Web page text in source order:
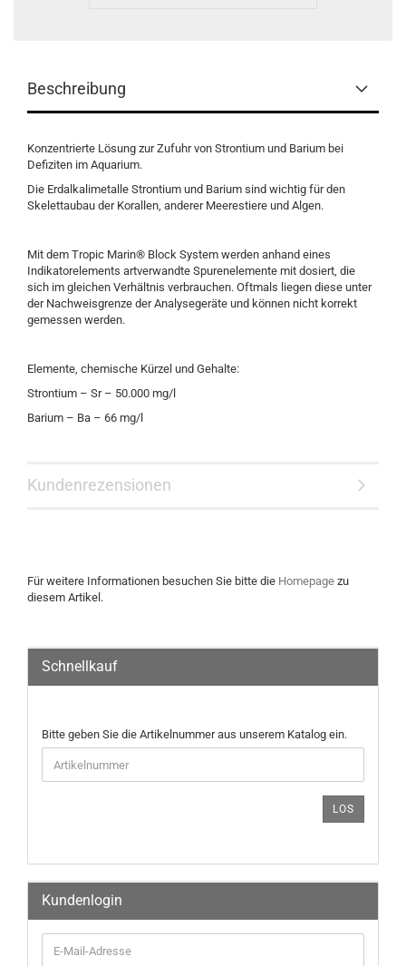
Beschreibung
Konzentrierte Lösung zur Zufuhr von Strontium und Barium bei
Defiziten im Aquarium.
Die Erdalkalimetalle Strontium und Barium sind wichtig für den
Skelettaubau der Korallen, anderer Meerestiere und Algen.
Mit dem Tropic Marin® Block System werden anhand eines
Indikatorelements artverwandte Spurenelemente mit dosiert, die
sich im gleichen Verhältnis verbrauchen. Oftmals liegen diese unter
der Nachweisgrenze der Analysegeräte und können nicht korrekt
gemessen werden.
Elemente, chemische Kürzel und Gehalte:
Strontium – Sr – 50.000 mg/l
Barium – Ba – 66 mg/l
Kundenrezensionen
Für weitere Informationen besuchen Sie bitte die Homepage zu
diesem Artikel.
Schnellkauf
Bitte geben Sie die Artikelnummer aus unserem Katalog ein.
LOS
Kundenlogin